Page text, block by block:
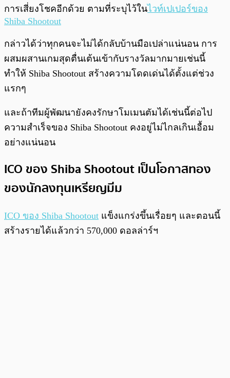
การเสี่ยงโชคอีกด้วย ตามที่ระบุไว้ในไวท์เปเปอร์ของ
Shiba Shootout
กล่าวได้ว่าทุกคนจะไม่ได้กลับบ้านมือเปล่าแน่นอน การ
ผสมผสานเกมสุดตื่นเต้นเข้ากับรางวัลมากมายเช่นนี้
ทำให้ Shiba Shootout สร้างความโดดเด่นได้ตั้งแต่ช่วง
แรกๆ
และถ้าทีมผู้พัฒนายังคงรักษาโมเมนตัมได้เช่นนี้ต่อไป
ความสำเร็จของ Shiba Shootout คงอยู่ไม่ไกลเกินเอื้อม
อย่างแน่นอน
ICO ของ Shiba Shootout เป็นโอกาสทอง
ของนักลงทุนเหรียญมีม
ICO ของ Shiba Shootout แข็งแกร่งขึ้นเรื่อยๆ และตอนนี้
สร้างรายได้แล้วกว่า 570,000 ดอลล่าร์ฯ